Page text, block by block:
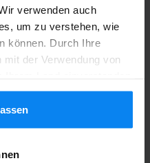
verwenden auch
um zu verstehen, wie
können. Durch Ihre
der Verwendung von
jederzeit anpassen. Alle
Datenschutzrichtlinie.
10